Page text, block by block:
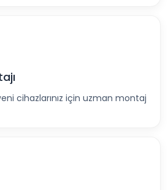
cihazlarınız için uzman montaj